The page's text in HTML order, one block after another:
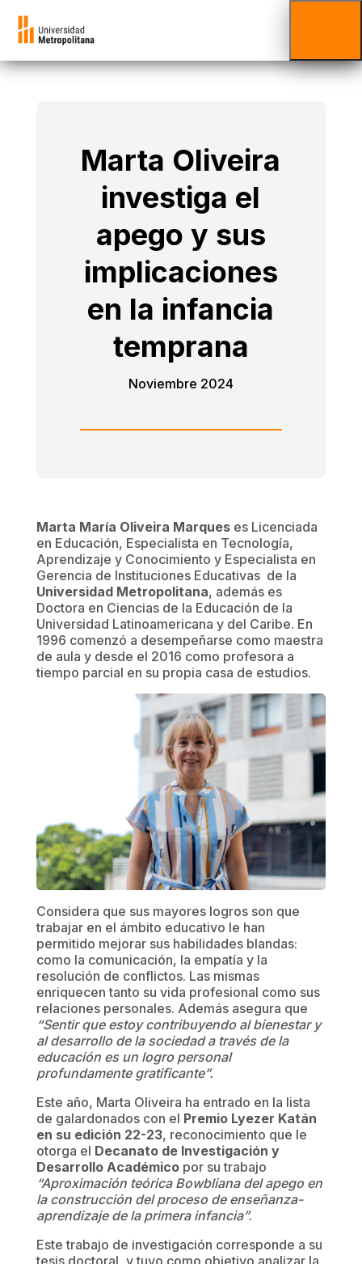
Marta Oliveira
investiga el
apego y sus
implicaciones
en la infancia
temprana
Noviembre 2024
Marta María Oliveira Marqueses Licenciada
en Educación, Especialista en Tecnología,
Aprendizaje y Conocimiento y Especialista en
Gerencia de Instituciones Educativas de la
Universidad Metropolitana, además es
Doctora en Ciencias de la Educación de la
Universidad Latinoamericana y del Caribe. En
1996 comenzó a desempeñarse como maestra
de aula y desde el 2016 como profesora a
tiempo parcial en su propia casa de estudios.
Considera que sus mayores logros son que
trabajar en el ámbito educativo le han
permitido mejorar sus habilidades blandas:
como la comunicación, la empatía y la
resolución de conflictos. Las mismas
enriquecen tanto su vida profesional como sus
relaciones personales. Además asegura que
“Sentir que estoy contribuyendo al bienestar y
al desarrollo de la sociedad a través de la
educación es un logro personal
profundamente gratificante”.
Este año, Marta Oliveira ha entrado en la lista
de galardonados con el Premio Lyezer Katán
en su edición 22-23, reconocimiento que le
otorga el Decanato de Investigación y
Desarrollo Académicopor su trabajo
“Aproximación teórica Bowbliana del apego en
la construcción del proceso de enseñanza-
aprendizaje de la primera infancia”.
Este trabajo de investigación corresponde a su